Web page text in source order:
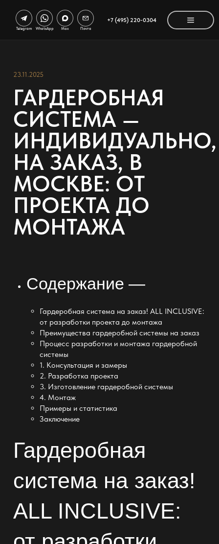
+7 (495) 220-0304
Telegram WhatsApp Max Почта
23.11.2025
ГАРДЕРОБНАЯ
СИСТЕМА —
ИНДИВИДУАЛЬНО,
НА ЗАКАЗ, В
МОСКВЕ: ОТ
ПРОЕКТА ДО
МОНТАЖА
Содержание —
Гардеробная система на заказ! ALL INCLUSIVE:
от разработки проекта до монтажа
Преимущества гардеробной системы на заказ
Процесс разработки и монтажа гардеробной
системы
1. Консультация и замеры
2. Разработка проекта
3. Изготовление гардеробной системы
4. Монтаж
Примеры и статистика
Заключение
Гардеробная
система на заказ!
ALL INCLUSIVE: